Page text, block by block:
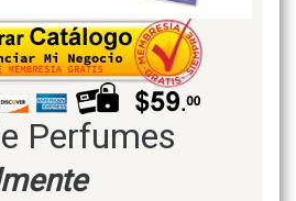
Perfumes